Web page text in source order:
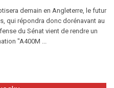
demain en Angleterre, le futur
qui répondra donc dorénavant au
du Sénat vient de rendre un
"A400M ...